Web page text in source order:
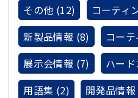
その他 (12)
コーティ
新製品情報 (8)
コー
展示会情報 (7)
ハー
用語集 (2)
開発品情